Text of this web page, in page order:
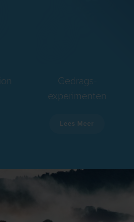
Gedrags-
experimenten
Lees Meer